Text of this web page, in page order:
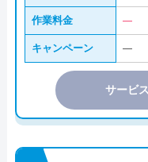
作業料金 ―
キャンペーン ―
サービ